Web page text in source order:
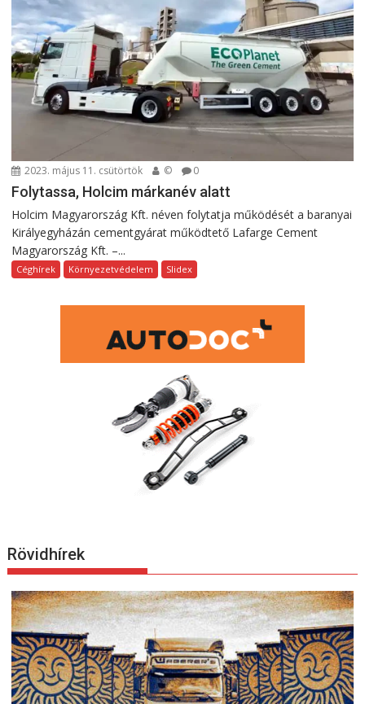
2023. május 11. csütörtök © 0
Folytassa, Holcim márkanév alatt
Holcim Magyarország Kft. néven folytatja működését a baranyai
Királyegyházán cementgyárat működtető Lafarge Cement
Magyarország Kft. –...
Céghírek Környezetvédelem Slidex
Rövidhírek